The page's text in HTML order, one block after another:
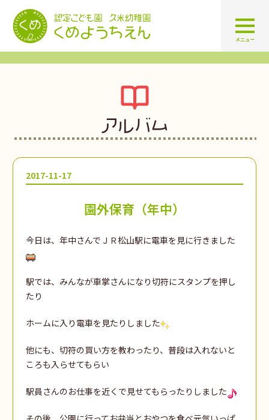
認定こども園 学校法人久米幼
メニュー
アルバム
2017-11-17
園外保育（年中）
今日は、年中さんでＪＲ松山駅に電車を見に行きました
駅では、みんなが車掌さんになり切符にスタンプを押し
たり
ホームに入り電車を見たりしました
他にも、切符の買い方を教わったり、普段は入れないと
ころも入らせてもらい
駅員さんのお仕事を近くで見せてもらったりしました